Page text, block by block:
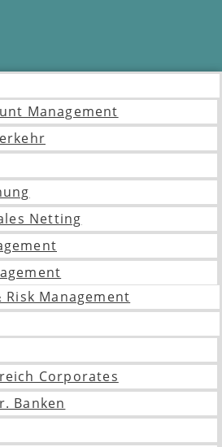
Management
Netting
Risk Management
Corporates
Banken